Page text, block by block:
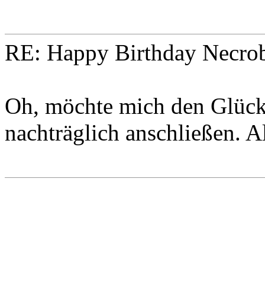
RE: Happy Birthday
Oh, möchte mich den
nachträglich anschließen.